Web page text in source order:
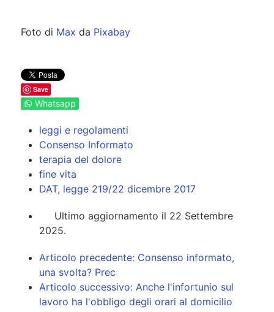
Foto di Max da Pixabay
Save
Whatsapp
leggi e regolamenti
Consenso Informato
terapia del dolore
fine vita
DAT, legge 219/22 dicembre 2017
Ultimo aggiornamento il 22 Settembre
2025.
Articolo precedente: Consenso informato,
una svolta? Prec
Articolo successivo: Anche l'infortunio sul
lavoro ha l'obbligo degli orari al domicilio